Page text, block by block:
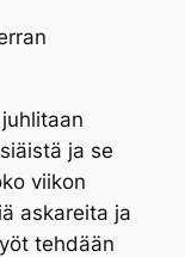
ja se
viikon
askareita ja
tehdään